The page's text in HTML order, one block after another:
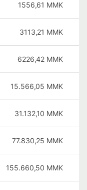
1556,61 MMK
3113,21 MMK
6226,42 MMK
15.566,05 MMK
31.132,10 MMK
77.830,25 MMK
155.660,50 MMK